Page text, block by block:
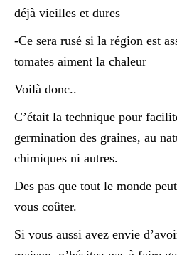
déjà vieilles et dures
-Ce sera rusé si la région est
tomates aiment la chaleur
Voilà donc..
C’était la technique pour
germination des graines, au
chimiques ni autres.
Des pas que tout le monde
vous coûter.
Si vous aussi avez envie